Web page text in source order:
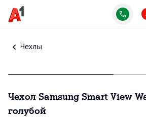
Чехлы
Чехол Samsung Smart View
голубой